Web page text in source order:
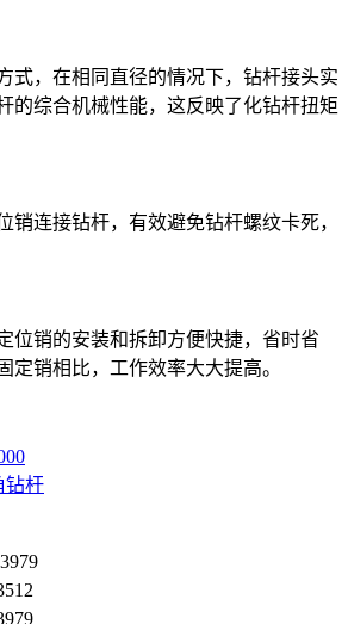
式，在相同直径的情况下，钻杆接头实
的综合机械性能，这反映了化钻杆扭矩
销连接钻杆，有效避免钻杆螺纹卡死，
位销的安装和拆卸方便快捷，省时省
定销相比，工作效率大大提高。
钻杆